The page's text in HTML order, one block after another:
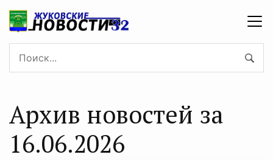
Архив новостей за
16.06.2026